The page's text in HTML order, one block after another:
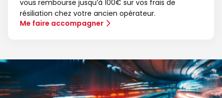
vous rembourse jusqu’à 100€ sur vos frais de
résiliation chez votre ancien opérateur.
Me faire accompagner